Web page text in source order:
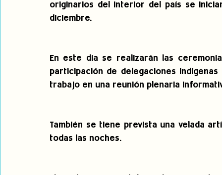
originarios del interior del país se
diciembre.
En este día se realizarán las
participación de delegaciones
trabajo en una reunión plenaria
También se tiene prevista una velada
todas las noches.